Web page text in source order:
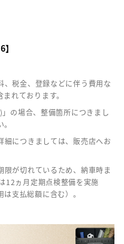
税金、登録などに伴う費用な
れております。
の場合、整備箇所につきまし
につきましては、販売店へお
が切れているため、納車時ま
12ヵ月定期点検整備を実施
支払総額に含む）。